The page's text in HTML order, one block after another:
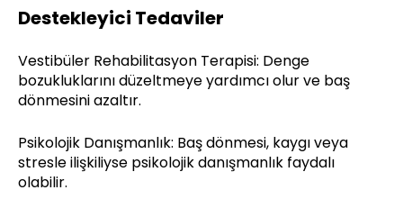
Destekleyici Tedaviler
Vestibüler Rehabilitasyon Terapisi: Denge
bozukluklarını düzeltmeye yardımcı olur ve baş
dönmesini azaltır.
Psikolojik Danışmanlık: Baş dönmesi, kaygı veya
stresle ilişkiliyse psikolojik danışmanlık faydalı
olabilir.